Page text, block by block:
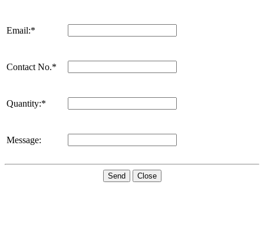
Email:*
Contact No.*
Quantity:*
Message:
Send Close